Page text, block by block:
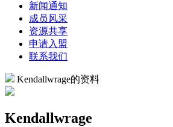
新闻通知
成员风采
资源共享
申请入盟
联系我们
Kendallwrage的资料
Kendallwrage